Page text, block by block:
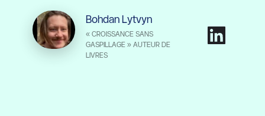
Bohdan Lytvyn
« CROISSANCE SANS
GASPILLAGE » AUTEUR DE
LIVRES